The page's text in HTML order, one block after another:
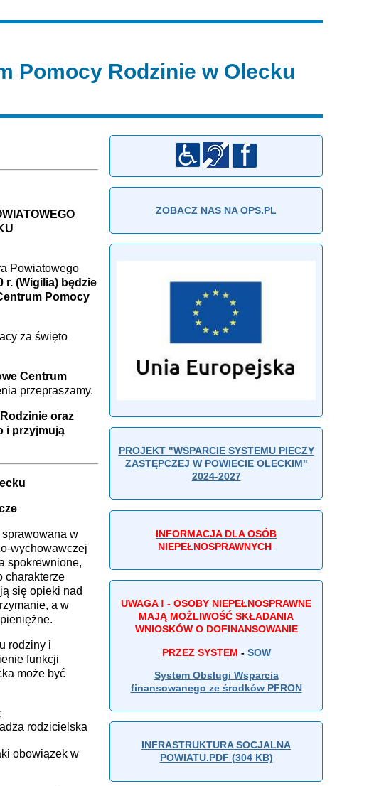
Pomocy Rodzinie w Olecku
Powiatowego
r. (Wigilia) będzie
Pomocy
za święto
Centrum
przepraszamy.
oraz
i przyjmują
w
wychowawczej
spokrewnione,
charakterze
się opieki nad
a w
rodziny i
funkcji
może być
rodzicielska
obowiązek w
ZOBACZ NAS NA OPS.PL
PROJEKT "WSPARCIE SYSTEMU PIECZY
ZASTĘPCZEJ W POWIECIE OLECKIM"
2024-2027
INFORMACJA DLA OSÓB
NIEPEŁNOSPRAWNYCH
UWAGA ! - OSOBY NIEPEŁNOSPRAWNE
MAJĄ MOŻLIWOŚĆ SKŁADANIA
WNIOSKÓW O DOFINANSOWANIE
PRZEZ SYSTEM - SOW
System Obsługi Wsparcia
finansowanego ze środków PFRON
INFRASTRUKTURA SOCJALNA
POWIATU.PDF (304 KB)